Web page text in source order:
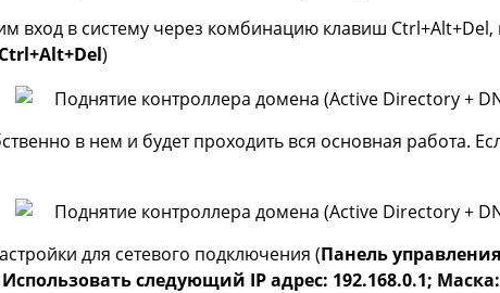
вход в систему через комбинацию клавиш
)
в нем и будет проходить вся основная работа.
для сетевого подключения (Панель
следующий IP адрес: 192.168.0.1; Маска: